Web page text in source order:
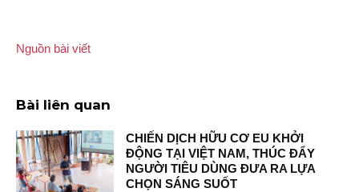
Nguồn bài viết
Bài liên quan
CHIẾN DỊCH HỮU CƠ EU KHỞI
ĐỘNG TẠI VIỆT NAM, THÚC ĐẨY
NGƯỜI TIÊU DÙNG ĐƯA RA LỰA
CHỌN SÁNG SUỐT